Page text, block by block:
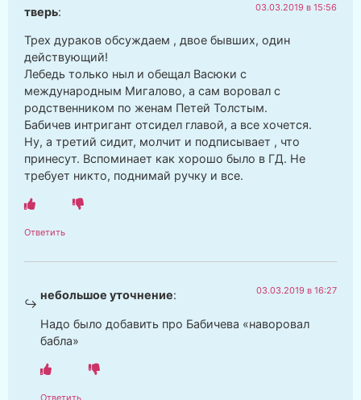
тверь: 03.03.2019 в 15:56
Трех дураков обсуждаем , двое бывших, один
действующий!
Лебедь только ныл и обещал Васюки с
международным Мигалово, а сам воровал с
родственником по женам Петей Толстым.
Бабичев интригант отсидел главой, а все хочется.
Ну, а третий сидит, молчит и подписывает , что
принесут. Вспоминает как хорошо было в ГД. Не
требует никто, поднимай ручку и все.
Ответить
небольшое уточнение: 03.03.2019 в 16:27
Надо было добавить про Бабичева «наворовал
бабла»